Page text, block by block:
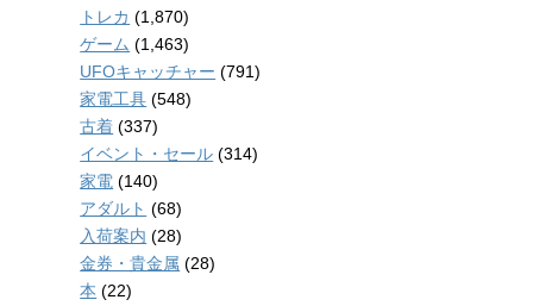
トレカ (1,870)
ゲーム (1,463)
UFOキャッチャー (791)
家電工具 (548)
古着 (337)
イベント・セール (314)
家電 (140)
アダルト (68)
入荷案内 (28)
金券・貴金属 (28)
本 (22)